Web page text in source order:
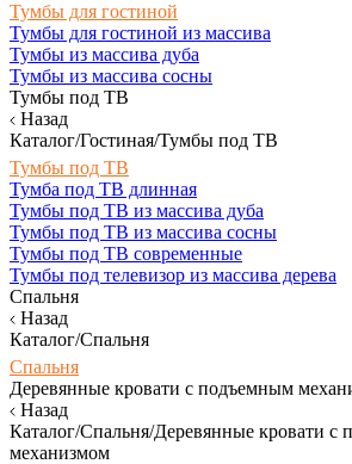
Тумбы для гостиной
Тумбы для гостиной из массива
Тумбы из массива дуба
Тумбы из массива сосны
Тумбы под ТВ
Назад
Каталог/Гостиная/Тумбы под ТВ
Тумбы под ТВ
Тумба под ТВ длинная
Тумбы под ТВ из массива дуба
Тумбы под ТВ из массива сосны
Тумбы под ТВ современные
Тумбы под телевизор из массива дерева
Спальня
Назад
Каталог/Спальня
Спальня
Деревянные кровати с подъемным
Назад
Каталог/Спальня/Деревянные кровати с
механизмом